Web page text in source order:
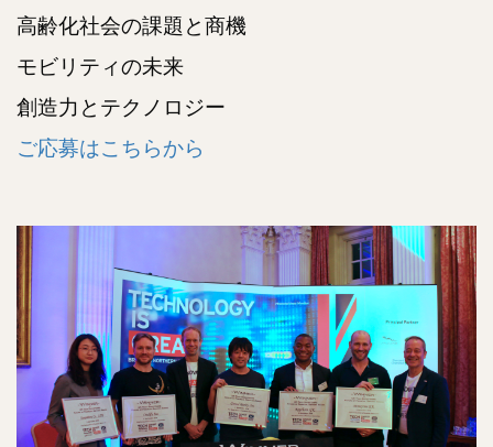
高齢化社会の課題と商機
モビリティの未来
創造力とテクノロジー
ご応募はこちらから